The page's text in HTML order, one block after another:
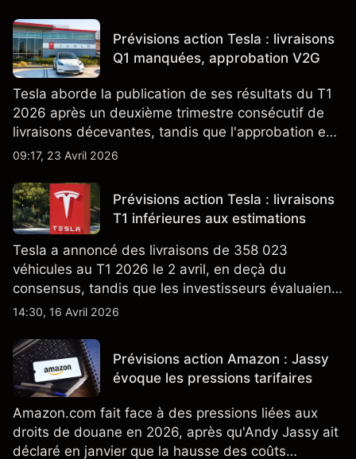
passées ne préjugent pas des résultats futurs.
Prévisions action Tesla : livraisons
Q1 manquées, approbation V2G
Tesla aborde la publication de ses résultats du T1
2026 après un deuxième trimestre consécutif de
livraisons décevantes, tandis que l'approbation en
Californie d'un programme V2G pour le Cybertruck
énergétique.
09:17, 23 Avril 2026
Prévisions action Tesla : livraisons
T1 inférieures aux estimations
Tesla a annoncé des livraisons de 358 023
véhicules au T1 2026 le 2 avril, en deçà du
consensus, tandis que les investisseurs évaluaient
également la croissance des stocks et les projets
nouveau SUV. Découvrez les objectifs de cours
TSLA d'analystes tiers.
14:30, 16 Avril 2026
Prévisions action Amazon : Jassy
évoque les pressions tarifaires
Amazon.com fait face à des pressions liées aux
droits de douane en 2026, après qu'Andy Jassy ait
déclaré en janvier que la hausse des coûts